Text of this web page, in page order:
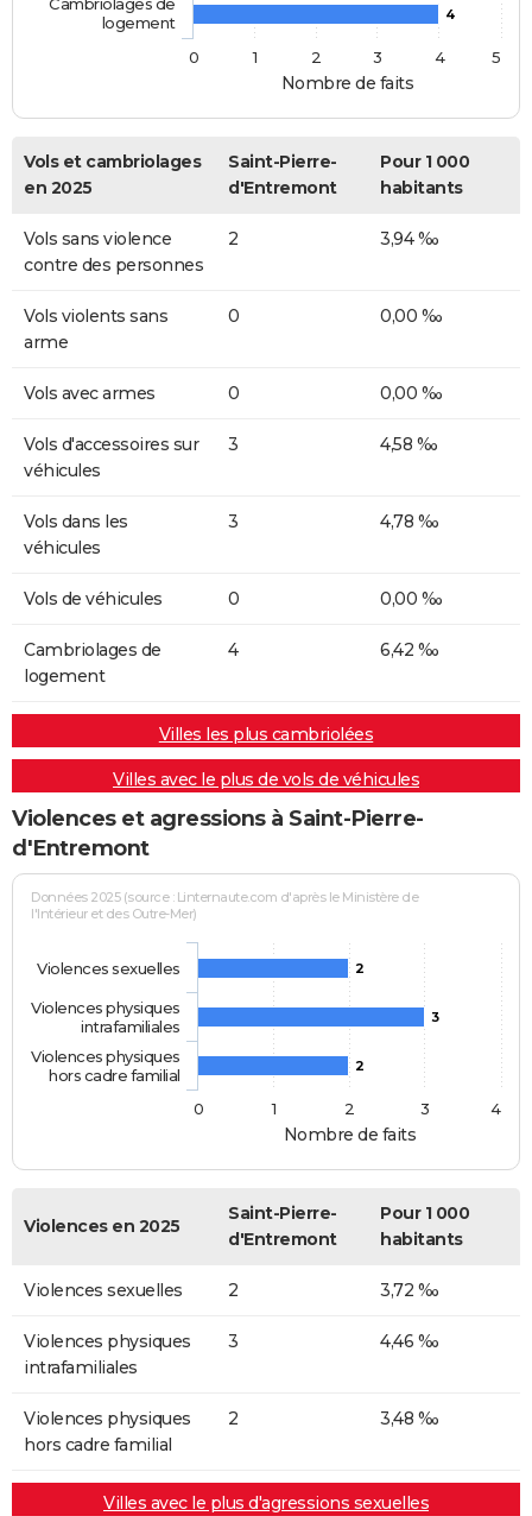
Nombre de faits
4
logement
0
1 2 3 4 5
Vols et cambriolages
en 2025
Saint-Pierre-
d'Entremont
Pour 1 000
habitants
Vols sans violence
contre des personnes
2 3,94 ‰
Vols violents sans
arme
0 0,00 ‰
Vols avec armes 0 0,00 ‰
Vols d'accessoires sur
véhicules
3 4,58 ‰
Vols dans les
véhicules
3 4,78 ‰
Vols de véhicules 0 0,00 ‰
Cambriolages de
logement
4 6,42 ‰
Villes les plus cambriolées
Villes avec le plus de vols de véhicules
Violences et agressions à Saint-Pierre-
d'Entremont
Nombre de faits
Données 2025 (source : Linternaute.com d'après le Ministère de
l'Intérieur et des Outre-Mer)
2
3
2
Violences sexuelles
Violences physiques
intrafamiliales
Violences physiques
hors cadre familial
0
1 2 3 4
Violences en 2025
Saint-Pierre-
d'Entremont
Pour 1 000
habitants
Violences sexuelles 2 3,72 ‰
Violences physiques
intrafamiliales
3 4,46 ‰
Violences physiques
hors cadre familial
2 3,48 ‰
Villes avec le plus d'agressions sexuelles